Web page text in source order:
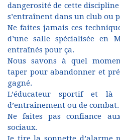
dangerosité de cette
s’entraînent dans un club ou
Ne faites jamais ces
d’une salle spécialisée en
entraînés pour ça.
Nous savons à quel
taper pour abandonner et
gagné.
L’éducateur sportif et là
d’entraînement ou de combat.
Ne faites pas confiance
sociaux.